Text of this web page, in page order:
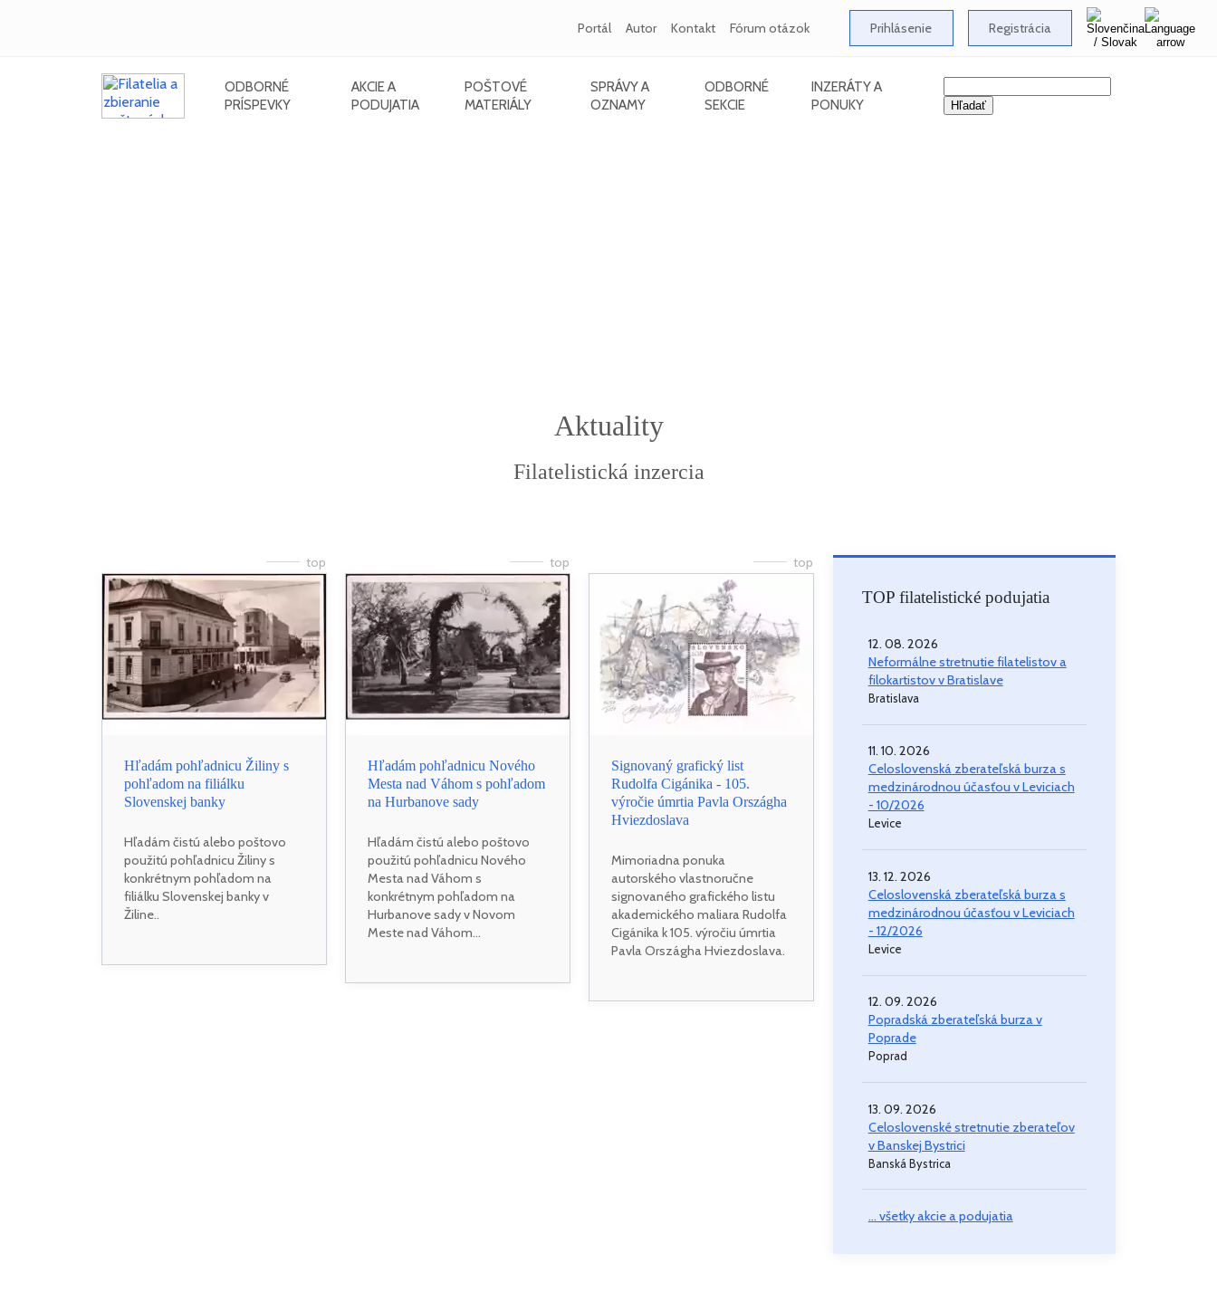
Portál Autor Kontakt Fórum otázok Prihlásenie Registrácia
ODBORNÉ
PRÍSPEVKY
AKCIE A
PODUJATIA
POŠTOVÉ
MATERIÁLY
SPRÁVY A
OZNAMY
ODBORNÉ
SEKCIE
INZERÁTY A
PONUKY
Aktuality
Filatelistická inzercia
top
Hľadám pohľadnicu Žiliny s
pohľadom na filiálku
Slovenskej banky
Hľadám čistú alebo poštovo
použitú pohľadnicu Žiliny s
konkrétnym pohľadom na
filiálku Slovenskej banky v
Žiline..
top
Hľadám pohľadnicu Nového
Mesta nad Váhom s pohľadom
na Hurbanove sady
Hľadám čistú alebo poštovo
použitú pohľadnicu Nového
Mesta nad Váhom s
konkrétnym pohľadom na
Hurbanove sady v Novom
Meste nad Váhom...
top
Signovaný grafický list
Rudolfa Cigánika - 105.
výročie úmrtia Pavla Országha
Hviezdoslava
Mimoriadna ponuka
autorského vlastnoručne
signovaného grafického listu
akademického maliara Rudolfa
Cigánika k 105. výročiu úmrtia
Pavla Országha Hviezdoslava.
TOP filatelistické podujatia
12. 08. 2026
Neformálne stretnutie filatelistov a
filokartistov v Bratislave
Bratislava
11. 10. 2026
Celoslovenská zberateľská burza s
medzinárodnou účasťou v Leviciach
- 10/2026
Levice
13. 12. 2026
Celoslovenská zberateľská burza s
medzinárodnou účasťou v Leviciach
- 12/2026
Levice
12. 09. 2026
Popradská zberateľská burza v
Poprade
Poprad
13. 09. 2026
Celoslovenské stretnutie zberateľov
v Banskej Bystrici
Banská Bystrica
... všetky akcie a podujatia